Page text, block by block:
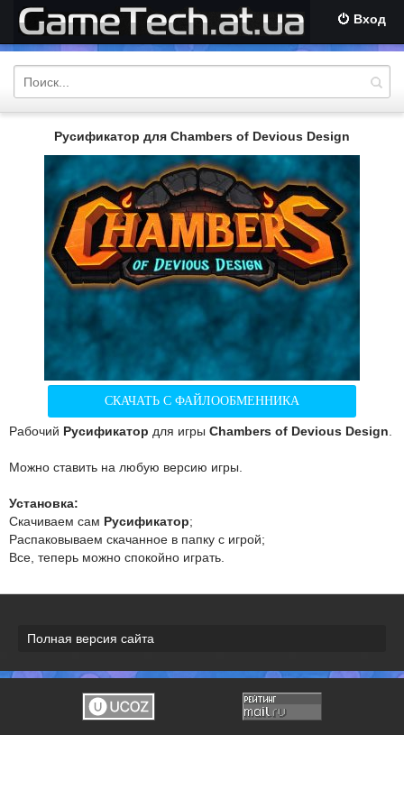
Вход
Русификатор для Chambers of Devious Design
СКАЧАТЬ С ФАЙЛООБМЕННИКА
Рабочий Русификатор для игры Chambers of Devious Design
Можно ставить на любую версию игры.
Установка:
Скачиваем сам Русификатор;
Распаковываем скачанное в папку с игрой;
Все, теперь можно спокойно играть.
Полная версия сайта